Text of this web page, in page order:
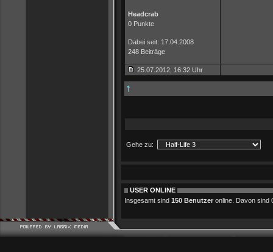
Headcrab
0 Punkte
Dabei seit: 17.04.2008
248 Beiträge
25.07.2012, 16:32 Uhr
Gehe zu:
USER ONLINE
Insgesamt sind 150 Benutzer online. Davon sind